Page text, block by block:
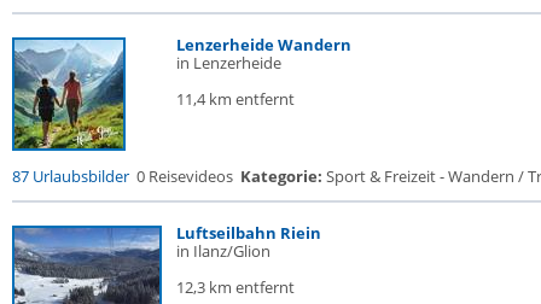
Lenzerheide Wandern
in Lenzerheide
11,4 km entfernt
87 Urlaubsbilder 0 Reisevideos Kategorie: Sport & Freizeit - Wandern /
Luftseilbahn Riein
in Ilanz/Glion
12,3 km entfernt